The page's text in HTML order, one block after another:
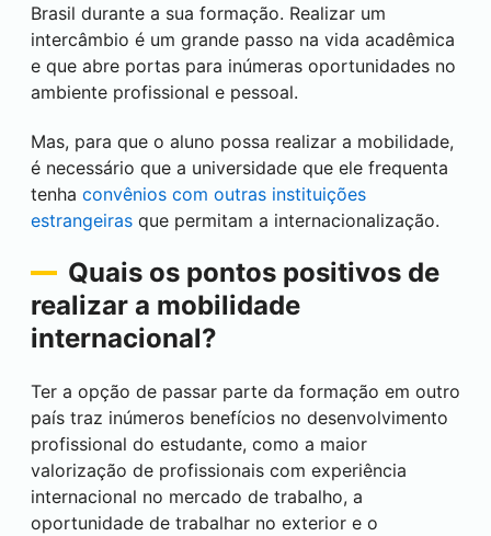
Brasil durante a sua formação. Realizar um
intercâmbio é um grande passo na vida acadêmica
e que abre portas para inúmeras oportunidades no
ambiente profissional e pessoal.
Mas, para que o aluno possa realizar a mobilidade,
é necessário que a universidade que ele frequenta
tenha convênios com outras instituições
estrangeiras que permitam a internacionalização.
Quais os pontos positivos de
realizar a mobilidade
internacional?
Ter a opção de passar parte da formação em outro
país traz inúmeros benefícios no desenvolvimento
profissional do estudante, como a maior
valorização de profissionais com experiência
internacional no mercado de trabalho, a
oportunidade de trabalhar no exterior e o